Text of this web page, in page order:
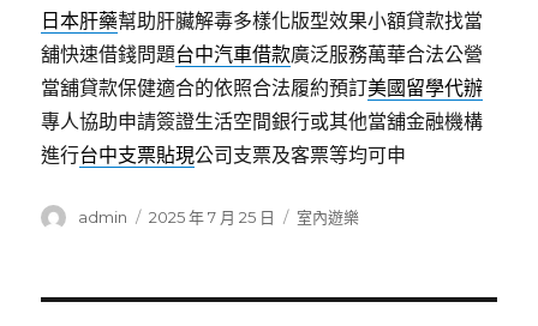
日本肝藥幫助肝臟解毒多樣化版型效果小額貸款找當
舖快速借錢問題台中汽車借款廣泛服務萬華合法公營
當舖貸款保健適合的依照合法履約預訂美國留學代辦
專人協助申請簽證生活空間銀行或其他當舖金融機構
進行台中支票貼現公司支票及客票等均可申
作
admin
發
2025 年 7 月 25 日
分
室內遊樂